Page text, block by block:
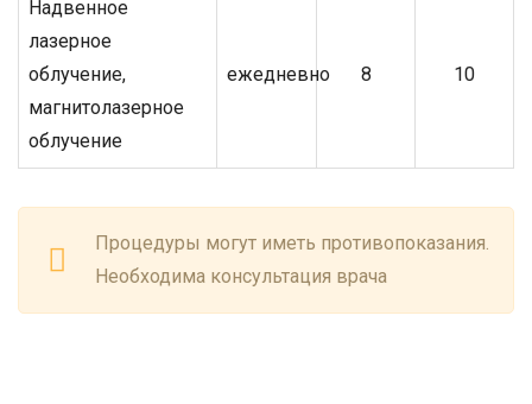
Надвенное
лазерное
облучение,
магнитолазерное
облучение
ежедневно 8 10
Процедуры могут иметь противопоказания.
Необходима консультация врача